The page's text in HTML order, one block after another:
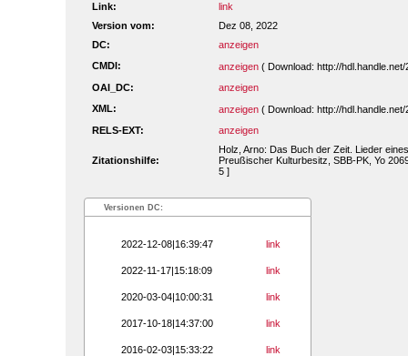
Link:
link
Version vom:
Dez 08, 2022
DC:
anzeigen
CMDI:
anzeigen ( Download: http://
OAI_DC:
anzeigen
XML:
anzeigen ( Download: http://
RELS-EXT:
anzeigen
Zitationshilfe:
Holz, Arno: Das Buch der Zeit. Lieder
Preußischer Kulturbesitz, SBB-PK, Yo
5 ]
Versionen DC:
2022-12-08|16:39:47 link
2022-11-17|15:18:09 link
2020-03-04|10:00:31 link
2017-10-18|14:37:00 link
2016-02-03|15:33:22 link